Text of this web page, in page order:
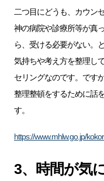
二つ目にどうも、カウン
神の病院や診療所等が真
ら、受ける必要がない。
気持ちや考え方を整理し
セリングなのです。です
整理整頓をするために話
す。
https://www.mhlw.go.jp/
3、時間が気